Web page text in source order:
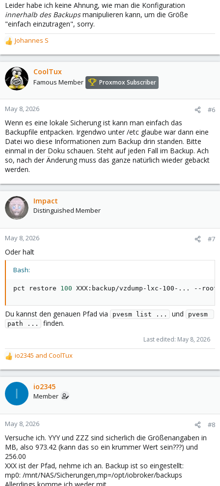
Leider habe ich keine Ahnung, wie man die Konfiguration
innerhalb des Backupsmanipulieren kann, um die Größe
"einfach einzutragen", sorry.
R
e
a
c
t
o
n
:
Johannes S
CoolTux
Famous Member Proxmox Subscriber
May 8, 2026 #6
Wenn es eine lokale Sicherung ist kann man einfach das
Backupfile entpacken. Irgendwo unter /etc glaube war dann eine
Datei wo diese Informationen zum Backup drin standen. Bitte
einmal in der Doku schauen. Steht auf jeden Fall im Backup. Ach
so, nach der Änderung muss das ganze natürlich wieder gebackt
werden.
Impact
Distinguished Member
May 8, 2026 #7
Oder halt
Bash:
pct restore 100 XXX:backup/vzdump-lxc-100- .. . --
Du kannst den genauen Pfad via pvesm list ... und
pvesm
path ...
finden.
Last edited: May 8, 2026
R
e
a
c
t
o
n
:
io2345 and CoolTux
I io2345
Member
May 8, 2026 #8
Versuche ich. YYY und ZZZ sind sicherlich die Größenangaben in
MB, also 973.42 (kann das so ein krummer Wert sein???) und
256.00
XXX ist der Pfad, nehme ich an. Backup ist so eingestellt:
mp0: /mnt/NAS/Sicherungen,mp=/opt/iobroker/backups